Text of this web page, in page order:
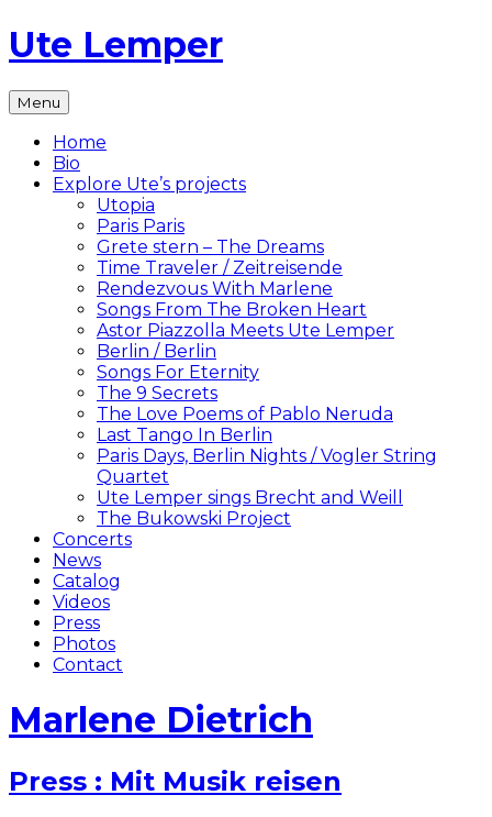
Skip
to
Ute Lemper
The
Official
Ute
Lemper
Website
Menu
Home
Bio
Explore Ute’s projects
Utopia
Paris Paris
Grete stern – The Dreams
Time Traveler / Zeitreisende
Rendezvous With Marlene
Songs From The Broken Heart
Astor Piazzolla Meets Ute Lemper
Berlin / Berlin
Songs For Eternity
The 9 Secrets
The Love Poems of Pablo Neruda
Last Tango In Berlin
Paris Days, Berlin Nights / Vogler String
Quartet
Ute Lemper sings Brecht and Weill
The Bukowski Project
Concerts
News
Catalog
Videos
Press
Photos
Contact
Marlene Dietrich
Press : Mit Musik reisen